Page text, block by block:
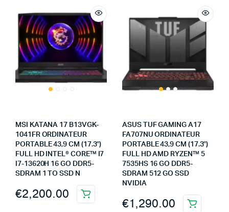
MSI KATANA 17 B13VGK-
1041FR ORDINATEUR
PORTABLE 43,9 CM (17.3″)
FULL HD INTEL® CORE™ I7
I7-13620H 16 GO DDR5-
SDRAM 1 TO SSD N
€2,200.00
ASUS TUF GAMING A17
FA707NU ORDINATEUR
PORTABLE 43,9 CM (17.3″)
FULL HD AMD RYZEN™ 5
7535HS 16 GO DDR5-
SDRAM 512 GO SSD
NVIDIA
€1,290.00